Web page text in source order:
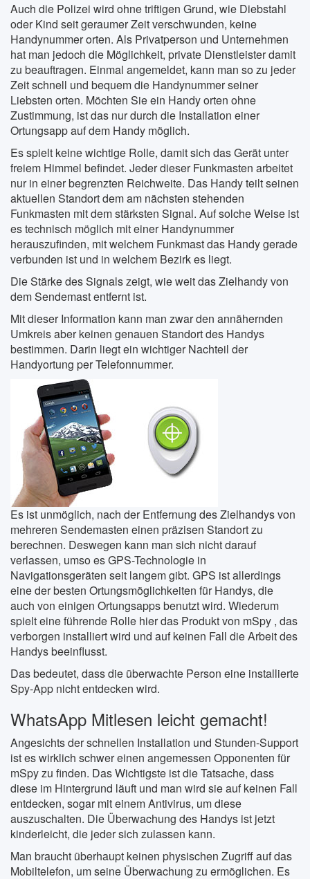
Auch die Polizei wird ohne triftigen Grund, wie Diebstahl
oder Kind seit geraumer Zeit verschwunden, keine
Handynummer orten. Als Privatperson und Unternehmen
hat man jedoch die Möglichkeit, private Dienstleister damit
zu beauftragen. Einmal angemeldet, kann man so zu jeder
Zeit schnell und bequem die Handynummer seiner
Liebsten orten. Möchten Sie ein Handy orten ohne
Zustimmung, ist das nur durch die Installation einer
Ortungsapp auf dem Handy möglich.
Es spielt keine wichtige Rolle, damit sich das Gerät unter
freiem Himmel befindet. Jeder dieser Funkmasten arbeitet
nur in einer begrenzten Reichweite. Das Handy teilt seinen
aktuellen Standort dem am nächsten stehenden
Funkmasten mit dem stärksten Signal. Auf solche Weise ist
es technisch möglich mit einer Handynummer
herauszufinden, mit welchem Funkmast das Handy gerade
verbunden ist und in welchem Bezirk es liegt.
Die Stärke des Signals zeigt, wie weit das Zielhandy von
dem Sendemast entfernt ist.
Mit dieser Information kann man zwar den annähernden
Umkreis aber keinen genauen Standort des Handys
bestimmen. Darin liegt ein wichtiger Nachteil der
Handyortung per Telefonnummer.
Es ist unmöglich, nach der Entfernung des Zielhandys von
mehreren Sendemasten einen präzisen Standort zu
berechnen. Deswegen kann man sich nicht darauf
verlassen, umso es GPS-Technologie in
Navigationsgeräten seit langem gibt. GPS ist allerdings
eine der besten Ortungsmöglichkeiten für Handys, die
auch von einigen Ortungsapps benutzt wird. Wiederum
spielt eine führende Rolle hier das Produkt von mSpy , das
verborgen installiert wird und auf keinen Fall die Arbeit des
Handys beeinflusst.
Das bedeutet, dass die überwachte Person eine installierte
Spy-App nicht entdecken wird.
WhatsApp Mitlesen leicht gemacht!
Angesichts der schnellen Installation und Stunden-Support
ist es wirklich schwer einen angemessen Opponenten für
mSpy zu finden. Das Wichtigste ist die Tatsache, dass
diese im Hintergrund läuft und man wird sie auf keinen Fall
entdecken, sogar mit einem Antivirus, um diese
auszuschalten. Die Überwachung des Handys ist jetzt
kinderleicht, die jeder sich zulassen kann.
Man braucht überhaupt keinen physischen Zugriff auf das
Mobiltelefon, um seine Überwachung zu ermöglichen. Es